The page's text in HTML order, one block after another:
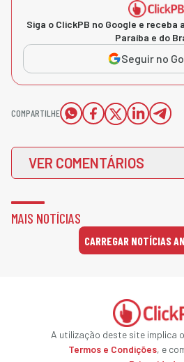
Siga o ClickPB no Google e receba
Paraíba e do
Seguir no
COMPARTILHE
VER COMENTÁRIOS
MAIS NOTÍCIAS
CARREGAR NOTÍCIAS
A utilização deste site implica
Termos e Condições, e